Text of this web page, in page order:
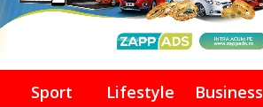
Sport Lifestyle Business